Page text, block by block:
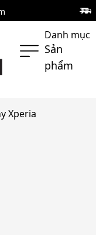
Danh mục
Sản
phẩm
Xperia